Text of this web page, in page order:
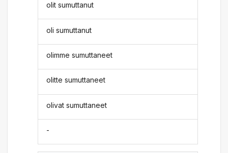
olit sumuttanut
oli sumuttanut
olimme sumuttaneet
olitte sumuttaneet
olivat sumuttaneet
-